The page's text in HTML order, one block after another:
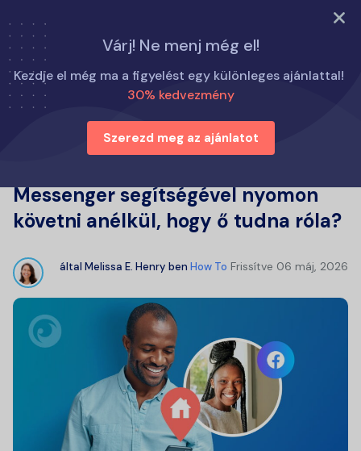
PRÓBÁLJA KI MOST
Várj! Ne menj még el!
Kezdje el még ma a figyelést egy különleges ajánlattal!
30% kedvezmény
Szerezd meg az ajánlatot
Otthon
Hogyan kell
Hogyan lehet valakit a Facebook Messenger segítségével
nyomon követni anélkül, hogy ő tudna róla?
Messenger segítségével nyomon
követni anélkül, hogy ő tudna róla?
által Melissa E. Henry ben How To Frissítve 06 máj, 2026